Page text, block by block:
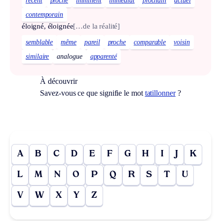
contemporain
éloigné, éloignée[…de la réalité]
semblable même pareil proche comparable
voisin
similaire
analogue apparenté
À découvrir
Savez-vous ce que signifie le mot tatillonner?
A B C D E F G H I J K
L M N O P Q R S T U
V W X Y Z